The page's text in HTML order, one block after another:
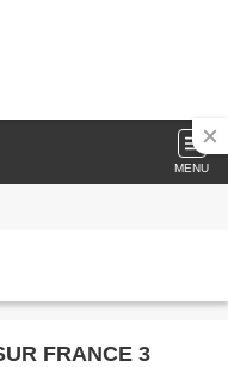
MENU
FRANCE 3